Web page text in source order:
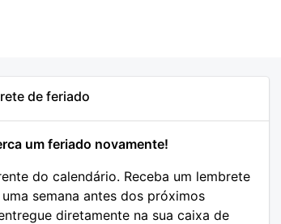
de feriado
um feriado novamente!
do calendário. Receba um lembrete
semana antes dos próximos
diretamente na sua caixa de